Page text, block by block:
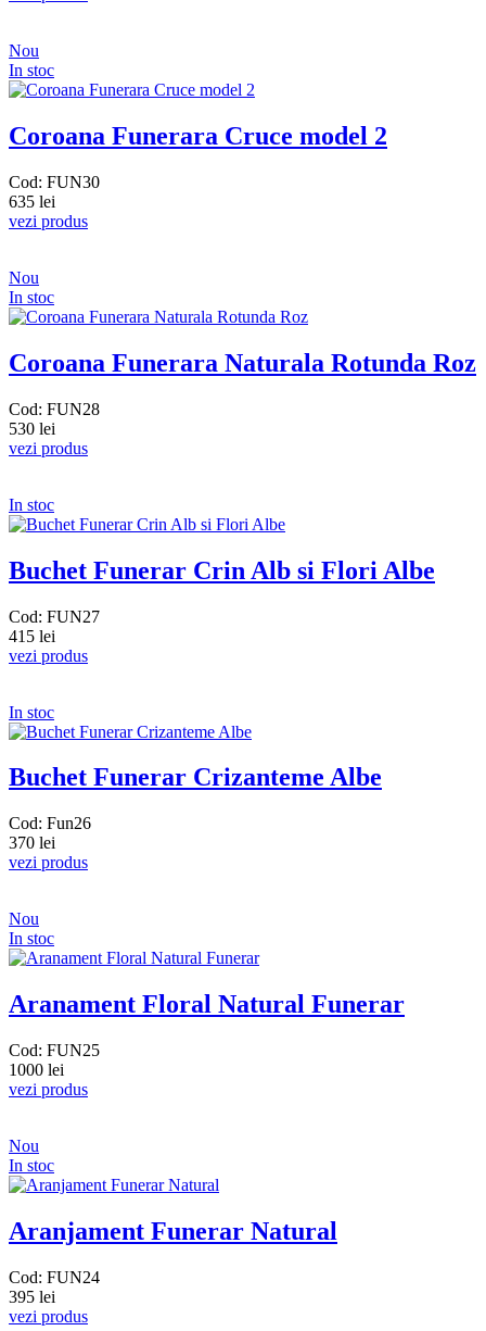
Nou
In stoc
Coroana Funerara Cruce model 2
Cod: FUN30
635 lei
vezi produs
Nou
In stoc
Coroana Funerara Naturala Rotunda Roz
Cod: FUN28
530 lei
vezi produs
In stoc
Buchet Funerar Crin Alb si Flori Albe
Cod: FUN27
415 lei
vezi produs
In stoc
Buchet Funerar Crizanteme Albe
Cod: Fun26
370 lei
vezi produs
Nou
In stoc
Aranament Floral Natural Funerar
Cod: FUN25
1000 lei
vezi produs
Nou
In stoc
Aranjament Funerar Natural
Cod: FUN24
395 lei
vezi produs